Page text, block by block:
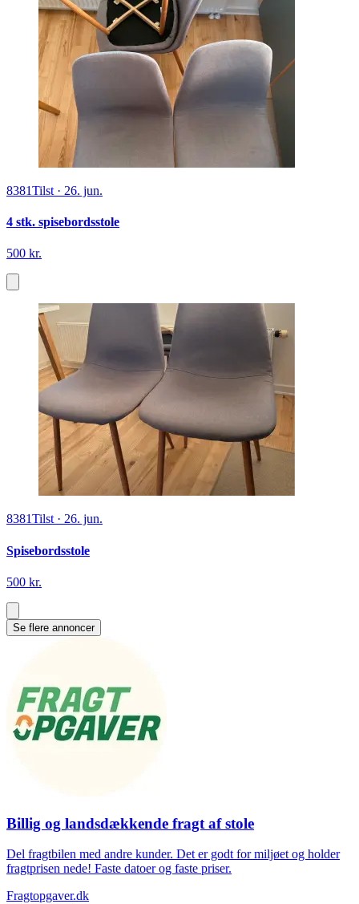
8381Tilst · 26. jun.
4 stk. spisebordsstole
500 kr.
8381Tilst · 26. jun.
Spisebordsstole
500 kr.
Se flere annoncer
Billig og landsdækkende fragt af stole
Del fragtbilen med andre kunder. Det er godt for miljøet og holder
fragtprisen nede! Faste datoer og faste priser.
Fragtopgaver.dk